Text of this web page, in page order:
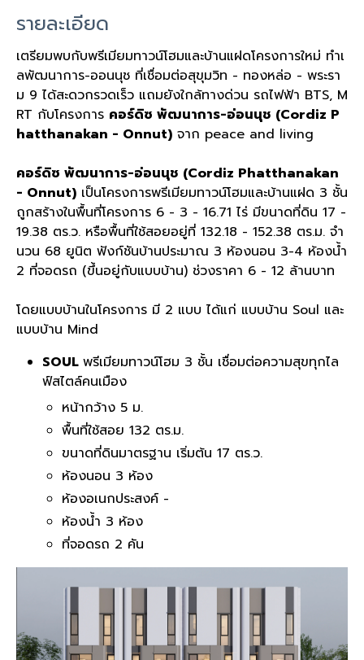
รายละเอียด
เตรียมพบกับพรีเมียมทาวน์โฮมและบ้านแฝดโครงการใหม่ ทำเ
ลพัฒนาการ-ออนนุช ที่เชื่อมต่อสุขุมวิท - ทองหล่อ - พระรา
ม 9 ได้สะดวกรวดเร็ว แถมยังใกล้ทางด่วน รถไฟฟ้า BTS, M
RT กับโครงการ คอร์ดิซ พัฒนาการ-อ่อนนุช (Cordiz P
hatthanakan - Onnut) จาก peace and living
คอร์ดิซ พัฒนาการ-อ่อนนุช (Cordiz Phatthanakan
- Onnut) เป็นโครงการพรีเมียมทาวน์โฮมและบ้านแฝด 3 ชั้น
ถูกสร้างในพื้นที่โครงการ 6 - 3 - 16.71 ไร่ มีขนาดที่ดิน 17 -
19.38 ตร.ว. หรือพื้นที่ใช้สอยอยู่ที่ 132.18 - 152.38 ตร.ม. จำ
นวน 68 ยูนิต ฟังก์ชันบ้านประมาณ 3 ห้องนอน 3-4 ห้องน้ำ
2 ที่จอดรถ (ขึ้นอยู่กับแบบบ้าน) ช่วงราคา 6 - 12 ล้านบาท
โดยแบบบ้านในโครงการ มี 2 แบบ ได้แก่ แบบบ้าน Soul และ
แบบบ้าน Mind
SOUL พรีเมียมทาวน์โฮม 3 ชั้น เชื่อมต่อความสุขทุกไล
ฟ์สไตล์คนเมือง
หน้ากว้าง 5 ม.
พื้นที่ใช้สอย 132 ตร.ม.
ขนาดที่ดินมาตรฐาน เริ่มต้น 17 ตร.ว.
ห้องนอน 3 ห้อง
ห้องอเนกประสงค์ -
ห้องน้ำ 3 ห้อง
ที่จอดรถ 2 คัน